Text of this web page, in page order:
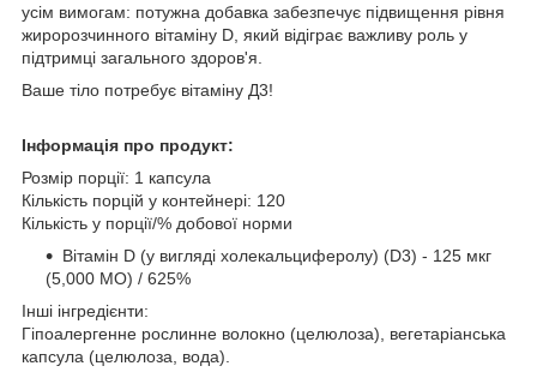
усім вимогам: потужна добавка забезпечує підвищення рівня
жиророзчинного вітаміну D, який відіграє важливу роль у
підтримці загального здоров'я.
Ваше тіло потребує вітаміну Д3!
Інформація про продукт:
Розмір порції: 1 капсула
Кількість порцій у контейнері: 120
Кількість у порції/% добової норми
Вітамін D (у вигляді холекальциферолу) (D3) - 125 мкг
(5,000 МО) / 625%
Інші інгредієнти:
Гіпоалергенне рослинне волокно (целюлоза), вегетаріанська
капсула (целюлоза, вода).